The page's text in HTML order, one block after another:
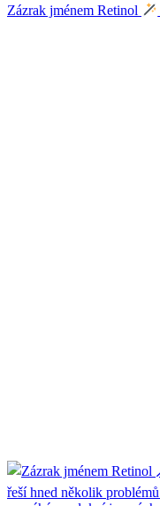
Zázrak jménem Retinol